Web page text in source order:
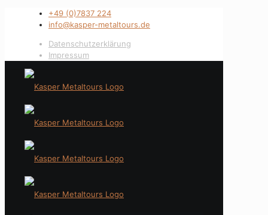
+49 (0)7837 224
info@kasper-metaltours.de
Datenschutzerklärung
Impressum